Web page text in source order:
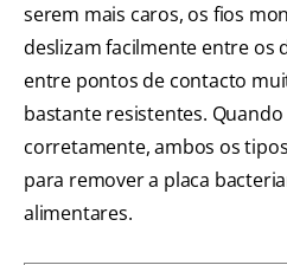
serem mais caros, os fios
deslizam facilmente entre os
entre pontos de contacto
bastante resistentes. Quando
corretamente, ambos os
para remover a placa
alimentares.